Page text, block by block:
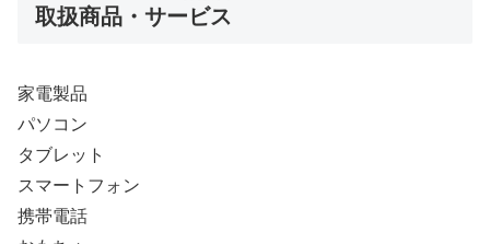
取扱商品・サービス
家電製品
パソコン
タブレット
スマートフォン
携帯電話